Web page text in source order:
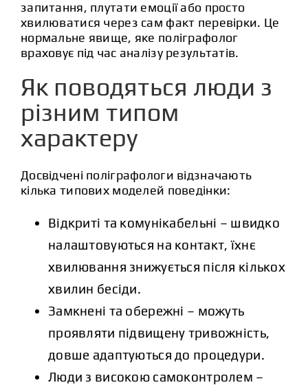
запитання, плутати емоції або просто
хвилюватися через сам факт перевірки. Це
нормальне явище, яке поліграфолог
враховує під час аналізу результатів.
Як поводяться люди з
різним типом
характеру
Досвідчені поліграфологи відзначають
кілька типових моделей поведінки:
Відкриті та комунікабельні – швидко
налаштовуються на контакт, їхнє
хвилювання знижується після кількох
хвилин бесіди.
Замкнені та обережні – можуть
проявляти підвищену тривожність,
довше адаптуються до процедури.
Люди з високою самоконтролем –